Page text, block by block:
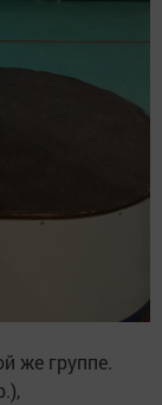
же группе.